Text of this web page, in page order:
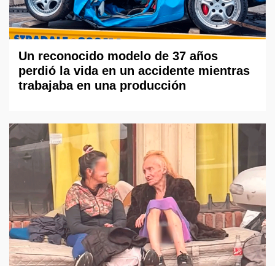
Un reconocido modelo de 37 años
perdió la vida en un accidente mientras
trabajaba en una producción